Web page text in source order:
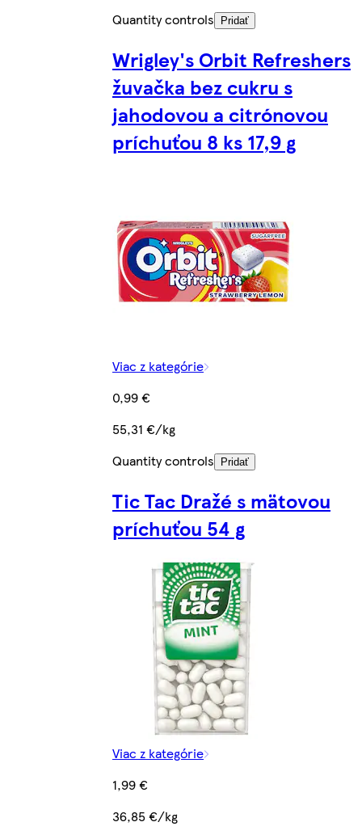
Quantity controls
Pridať
Wrigley's Orbit Refreshers
žuvačka bez cukru s
jahodovou a citrónovou
príchuťou 8 ks 17,9 g
Viac z kategórie
0,99 €
55,31 €/kg
Quantity controls
Pridať
Tic Tac Dražé s mätovou
príchuťou 54 g
Viac z kategórie
1,99 €
36,85 €/kg